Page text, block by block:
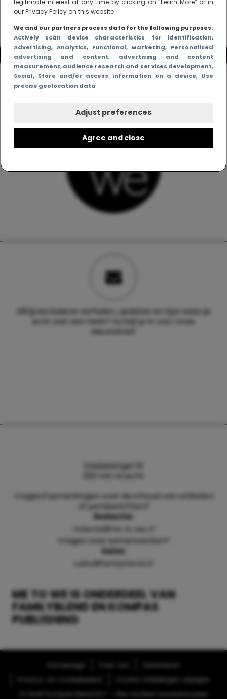
our Privacy Policy on this website.
We and our partners process data for the following purposes:
Actively scan device characteristics for identification,
Advertising, Analytics, Functional, Marketing, Personalised
advertising and content, advertising and content
measurement, audience research and services development,
Social, Store and/or access information on a device, Use
precise geolocation data
Adjust preferences
Agree and close
Wil jij exclusieve verhalen, updates en tips waar je
echt wat aan hebt? Schrijf je in voor onze
nieuwsbrief.
ME TO WE IS ONDERDEEL VAN
FAMILYBLEND EN KOMPAS
PUBLISHING
Daalsesingel 51
3511 SW Utrecht
Vragen/opmerkingen over de inhoud van artikelen
of persberichten?
Redactie:
redactie@me-to-we.nl
Vragen over samenwerken?
Sales:
sales@familyblend.nl
Homepage